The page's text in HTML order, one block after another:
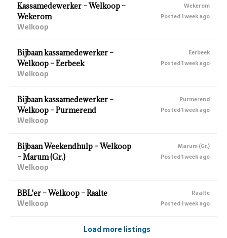
Kassamedewerker – Welkoop –
Wekerom
Welkoop
Wekerom
Posted 1 week ago
Bijbaan kassamedewerker –
Welkoop – Eerbeek
Welkoop
Eerbeek
Posted 1 week ago
Bijbaan kassamedewerker –
Welkoop – Purmerend
Welkoop
Purmerend
Posted 1 week ago
Bijbaan Weekendhulp – Welkoop
– Marum (Gr.)
Welkoop
Marum (Gr.)
Posted 1 week ago
BBL'er – Welkoop – Raalte
Welkoop
Raalte
Posted 1 week ago
Load more listings